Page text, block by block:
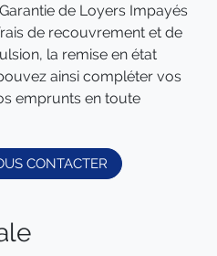
de Loyers Impayés
de recouvrement et de
la remise en état
ainsi compléter vos
emprunts en toute
CONTACTER